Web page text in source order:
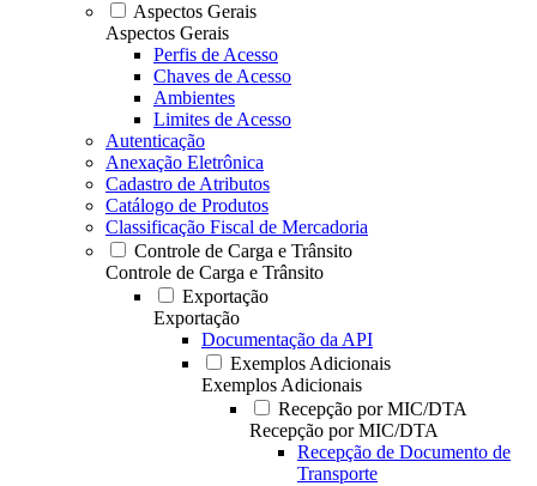
Aspectos Gerais
Aspectos Gerais
Perfis de Acesso
Chaves de Acesso
Ambientes
Limites de Acesso
Autenticação
Anexação Eletrônica
Cadastro de Atributos
Catálogo de Produtos
Classificação Fiscal de Mercadoria
Controle de Carga e Trânsito
Controle de Carga e Trânsito
Exportação
Exportação
Documentação da API
Exemplos Adicionais
Exemplos Adicionais
Recepção por MIC/DTA
Recepção por MIC/DTA
Recepção de Documento de
Transporte